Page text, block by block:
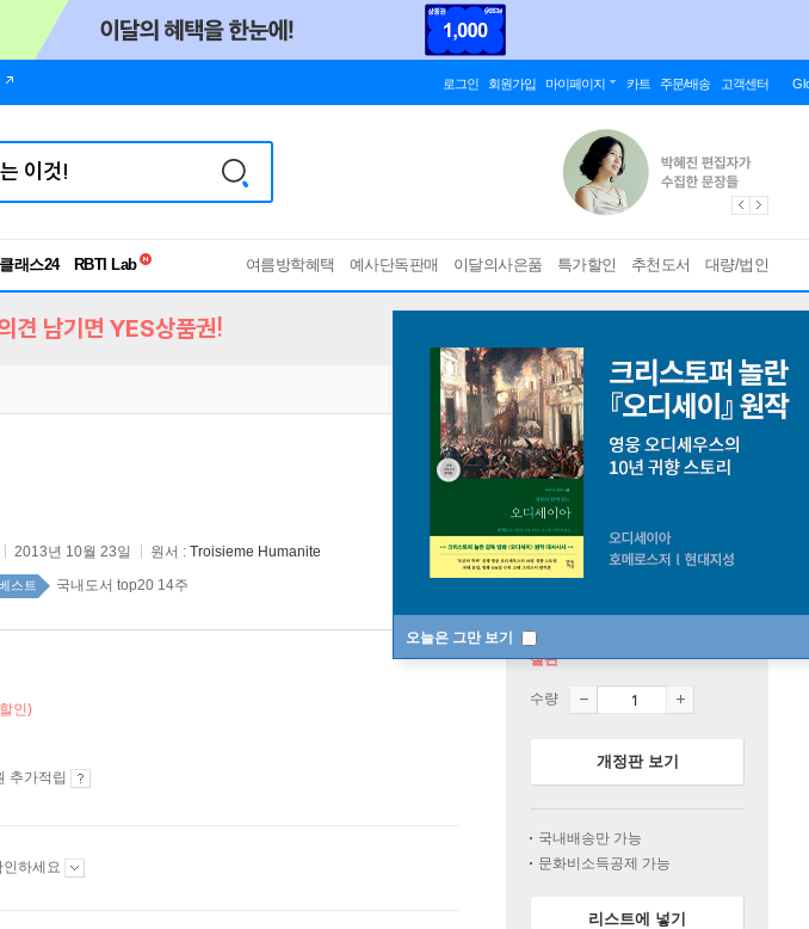
로그인 회원가입 마이페이지 카트 주문/배송 고객센터
클래스24
독서유형검사
여름방학혜택 예사단독판매 이달의사은품 특가할인 추천도서 대량/법인
오늘은 그만 보기
견 남기면 YES상품권!
2013년 10월 23일 원서 : Troisieme Humanite
스트 국내도서 top20 14주
인)
추가적립
하세요
절판
수량
개정판 보기
국내배송만 가능
문화비소득공제 가능
리스트에 넣기